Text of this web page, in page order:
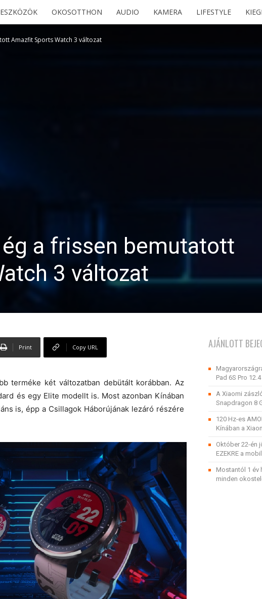
OKOSOTTHON AUDIO KAMERA LIFESTYLE
Amazfit Sports Watch 3 változat
a frissen bemutatott
3 változat
Print Copy URL
terméke két változatban debütált korábban. Az
és egy Elite modellt is. Most azonban Kínában
is, épp a Csillagok Háborújának lezáró részére
AJÁNLOTT
Pad 6S Pro 12.4
A Xiaomi
Snapdragon 8
120 Hz-es
Kínában a
Október 22-én
EZEKRE a
Mostantól 1 év
minden